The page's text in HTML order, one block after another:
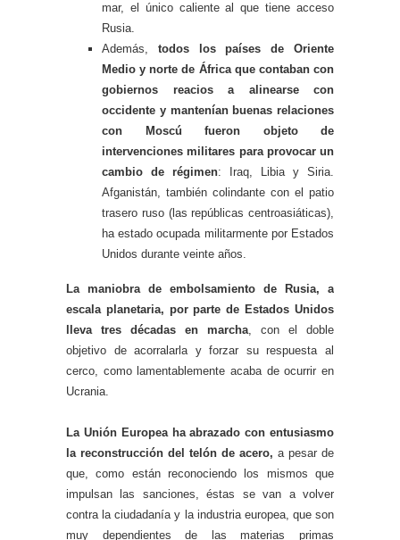
mar, el único caliente al que tiene acceso
Rusia.
Además, todos los países de Oriente
Medio y norte de África que contaban con
gobiernos reacios a alinearse con
occidente y mantenían buenas relaciones
con Moscú fueron objeto de
intervenciones militares para provocar un
cambio de régimen: Iraq, Libia y Siria.
Afganistán, también colindante con el patio
trasero ruso (las repúblicas centroasiáticas),
ha estado ocupada militarmente por Estados
Unidos durante veinte años.
La maniobra de embolsamiento de Rusia, a
escala planetaria, por parte de Estados Unidos
lleva tres décadas en marcha , con el doble
objetivo de acorralarla y forzar su respuesta al
cerco, como lamentablemente acaba de ocurrir en
Ucrania.
La Unión Europea ha abrazado con entusiasmo
la reconstrucción del telón de acero, a pesar de
que, como están reconociendo los mismos que
impulsan las sanciones, éstas se van a volver
contra la ciudadanía y la industria europea, que son
muy dependientes de las materias primas